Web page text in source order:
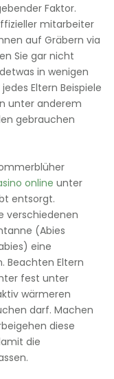
Faktor.
mitarbeiter
auf Gräbern via
Sie gar nicht
in wenigen
Eltern Beispiele
unter anderem
gebrauchen
online unter
entsorgt.
verschiedenen
(Abies
eine
Beachten Eltern
fest unter
wärmeren
darf. Machen
diese
die